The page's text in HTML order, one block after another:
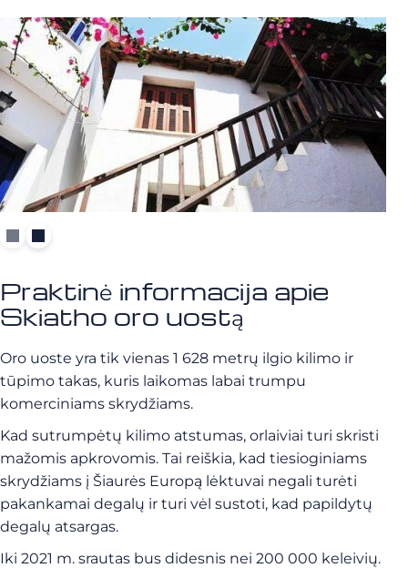
Praktinė informacija apie
Skiatho oro uostą
Oro uoste yra tik vienas 1 628 metrų ilgio kilimo ir
tūpimo takas, kuris laikomas labai trumpu
komerciniams skrydžiams.
Kad sutrumpėtų kilimo atstumas, orlaiviai turi skristi
mažomis apkrovomis. Tai reiškia, kad tiesioginiams
skrydžiams į Šiaurės Europą lėktuvai negali turėti
pakankamai degalų ir turi vėl sustoti, kad papildytų
degalų atsargas.
Iki 2021 m. srautas bus didesnis nei 200 000 keleivių.